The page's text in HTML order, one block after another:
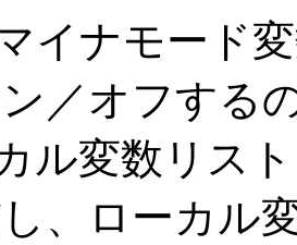
イナモード
／オフする
ル変数リス
、ローカル